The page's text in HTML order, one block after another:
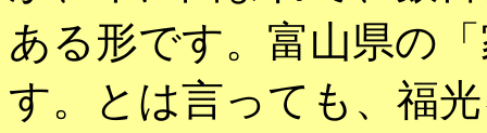
ある形です。富山県の
す。とは言っても、福